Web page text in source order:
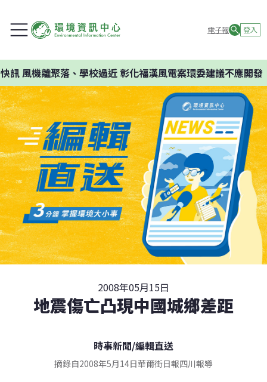
電子報 登入
風機離聚落、學校過近 彰化福漢風電案環委建議不應開發
2008年05月15日
地震傷亡凸現中國城鄉差距
時事新聞/編輯直送
摘錄自2008年5月14日華爾街日報四川報導